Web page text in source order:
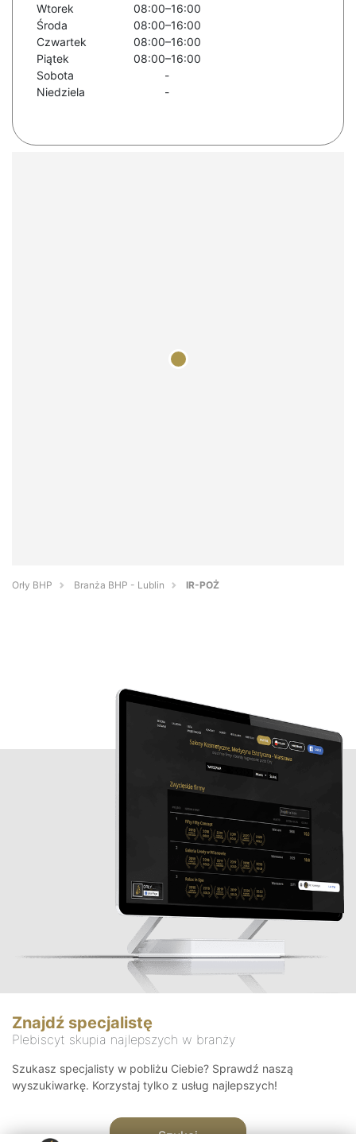
Wtorek
08:00–16:00
Środa
08:00–16:00
Czwartek
08:00–16:00
Piątek
08:00–16:00
Sobota
-
Niedziela
-
Orły BHP Branża BHP - Lublin IR-POŻ
Znajdź specjalistę
Plebiscyt skupia najlepszych w branży
Szukasz specjalisty w pobliżu Ciebie? Sprawdź naszą
wyszukiwarkę. Korzystaj tylko z usług najlepszych!
Szukaj